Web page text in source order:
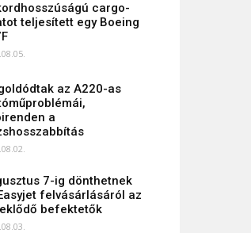
cargo-
teljesített egy Boeing
az A220-as
a
7-ig dönthetnek
felvásárlásáról az
befektetők